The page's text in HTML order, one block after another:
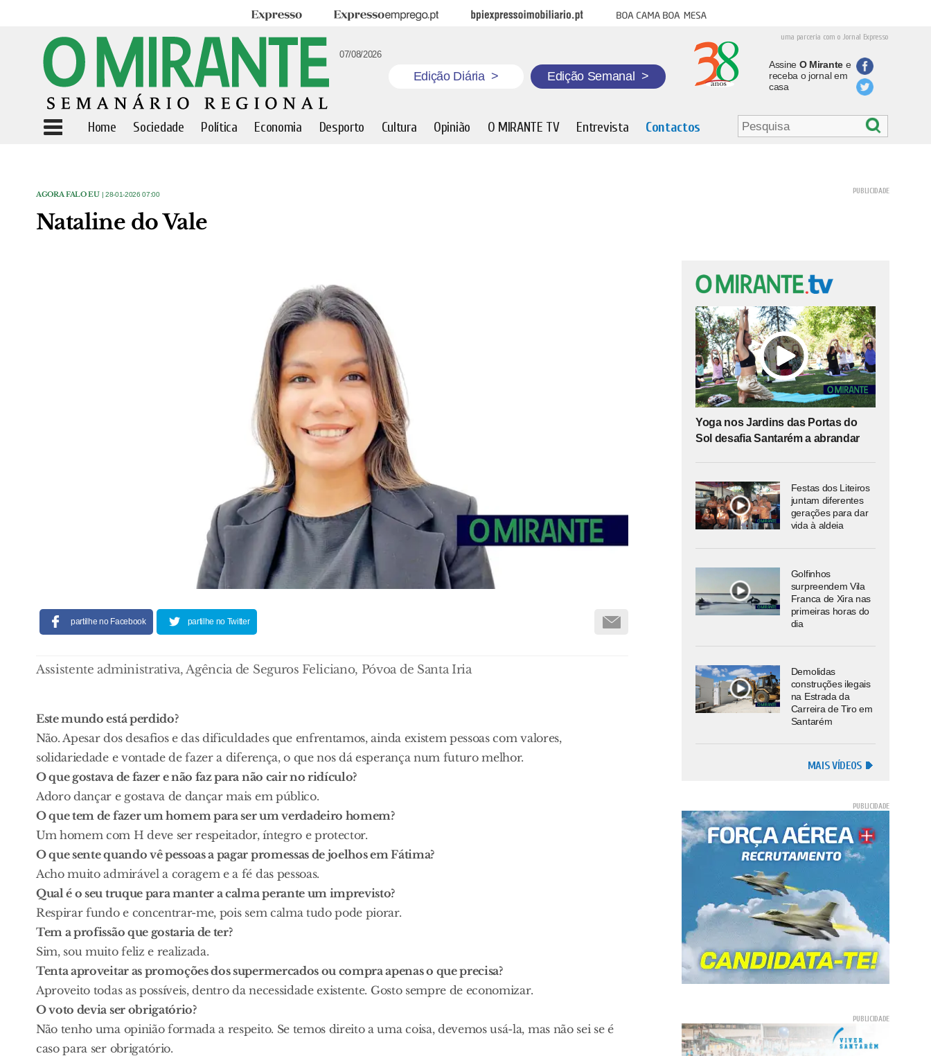
Expresso Expresso Emprego BPI Expresso Imobiliário Boa cama boa mesa
uma parceria com o Jornal Expresso
07/08/2026
Edição Diária > Edição Semanal >
Assine O Mirantee
receba o jornal em
casa
Home Sociedade Política Economia Desporto Cultura Opinião O MIRANTE TV Entrevista Contactos
AGORA FALO EU| 28-01-2026 07:00
Nataline do Vale
partilhe no Facebook partilhe no Twitter
Assistente administrativa, Agência de Seguros Feliciano, Póvoa de Santa Iria
Este mundo está perdido?
Não. Apesar dos desafios e das dificuldades que enfrentamos, ainda existem pessoas com valores,
solidariedade e vontade de fazer a diferença, o que nos dá esperança num futuro melhor.
O que gostava de fazer e não faz para não cair no ridículo?
Adoro dançar e gostava de dançar mais em público.
O que tem de fazer um homem para ser um verdadeiro homem?
Um homem com H deve ser respeitador, íntegro e protector.
O que sente quando vê pessoas a pagar promessas de joelhos em Fátima?
Acho muito admirável a coragem e a fé das pessoas.
Qual é o seu truque para manter a calma perante um imprevisto?
Respirar fundo e concentrar-me, pois sem calma tudo pode piorar.
Tem a profissão que gostaria de ter?
Sim, sou muito feliz e realizada.
Tenta aproveitar as promoções dos supermercados ou compra apenas o que precisa?
Aproveito todas as possíveis, dentro da necessidade existente. Gosto sempre de economizar.
O voto devia ser obrigatório?
Não tenho uma opinião formada a respeito. Se temos direito a uma coisa, devemos usá-la, mas não sei se é
caso para ser obrigatório.
Yoga nos Jardins das Portas do
Sol desafia Santarém a abrandar
Festas dos Liteiros
juntam diferentes
gerações para dar
vida à aldeia
Golfinhos
surpreendem Vila
Franca de Xira nas
primeiras horas do
dia
Demolidas
construções ilegais
na Estrada da
Carreira de Tiro em
Santarém
MAIS VÍDEOS